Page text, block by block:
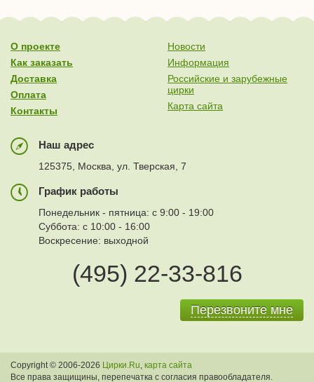
О проекте
Как заказать
Доставка
Оплата
Контакты
Новости
Информация
Российские и зарубежные
цирки
Карта сайта
Наш адрес
125375, Москва, ул. Тверская, 7
График работы
Понедельник - пятница: с 9:00 - 19:00
Суббота: с 10:00 - 16:00
Воскресение: выходной
(495) 22-33-816
Перезвоните мне
Copyright © 2006-2026 Цирки.Ru, карта сайта
Все права защищины, перепечатка с согласия правообладателя.